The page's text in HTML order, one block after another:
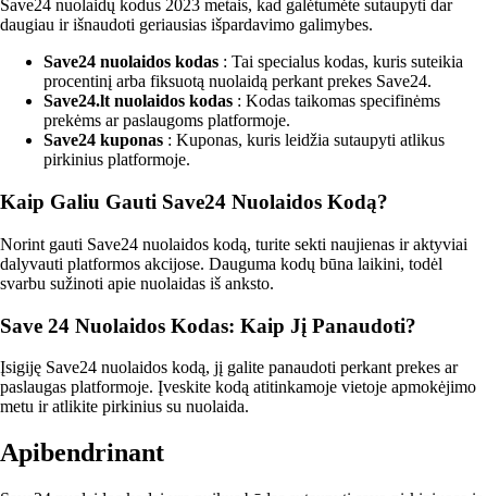
Save24 nuolaidų kodus 2023 metais, kad galėtumėte sutaupyti dar
daugiau ir išnaudoti geriausias išpardavimo galimybes.
Save24 nuolaidos kodas : Tai specialus kodas, kuris suteikia
procentinį arba fiksuotą nuolaidą perkant prekes Save24.
Save24.lt nuolaidos kodas : Kodas taikomas specifinėms
prekėms ar paslaugoms platformoje.
Save24 kuponas : Kuponas, kuris leidžia sutaupyti atlikus
pirkinius platformoje.
Kaip Galiu Gauti Save24 Nuolaidos Kodą?
Norint gauti Save24 nuolaidos kodą, turite sekti naujienas ir aktyviai
dalyvauti platformos akcijose. Dauguma kodų būna laikini, todėl
svarbu sužinoti apie nuolaidas iš anksto.
Save 24 Nuolaidos Kodas: Kaip Jį Panaudoti?
Įsigiję Save24 nuolaidos kodą, jį galite panaudoti perkant prekes ar
paslaugas platformoje. Įveskite kodą atitinkamoje vietoje apmokėjimo
metu ir atlikite pirkinius su nuolaida.
Apibendrinant